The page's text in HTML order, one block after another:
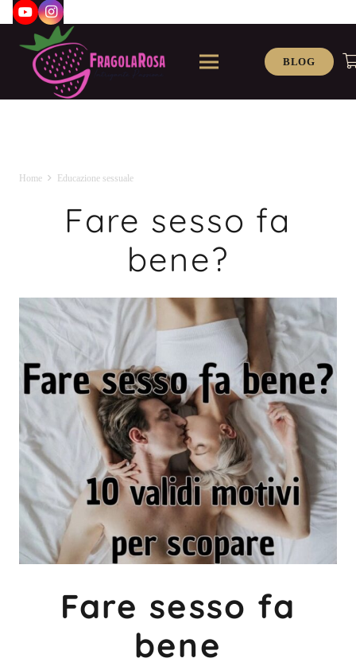
BLOG
Home Educazione sessuale
Fare sesso fa
bene?
Fare sesso fa
bene